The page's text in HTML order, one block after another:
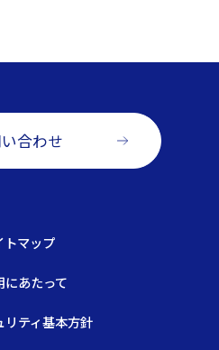
トマップ
にあたって
リティ基本方針
合わせ